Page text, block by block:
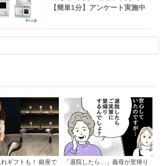
【簡単1分】アンケート実施中
ギフトも！ 銀座で
「退院したら…」義母が里帰り